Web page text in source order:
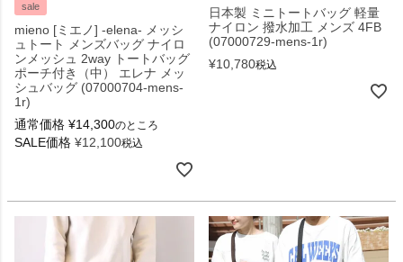
sale
mieno [ミエノ] -elena- メッシ
ュトート メンズバッグ ナイロ
ンメッシュ 2way トートバッグ
ポーチ付き（中） エレナ メッ
シュバッグ (07000704-mens-
1r)
通常価格 ¥14,300のところ
SALE価格 ¥12,100税込
日本製 ミニトートバッグ 軽量
ナイロン 撥水加工 メンズ 4FB
(07000729-mens-1r)
¥10,780税込